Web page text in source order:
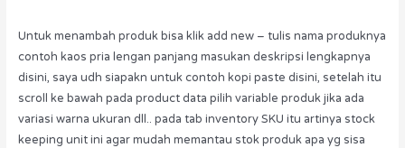
Untuk menambah produk bisa klik add new – tulis nama produknya
contoh kaos pria lengan panjang masukan deskripsi lengkapnya
disini, saya udh siapakn untuk contoh kopi paste disini, setelah itu
scroll ke bawah pada product data pilih variable produk jika ada
variasi warna ukuran dll.. pada tab inventory SKU itu artinya stock
keeping unit ini agar mudah memantau stok produk apa yg sisa